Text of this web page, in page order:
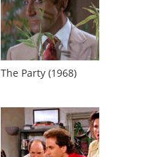
The Party (1968)